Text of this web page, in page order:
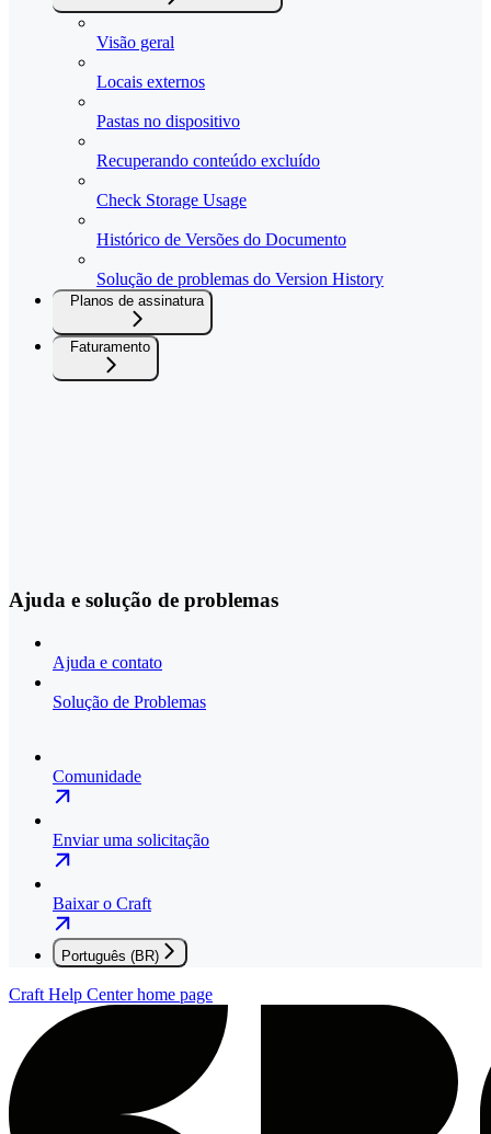
Visão geral
Locais externos
Pastas no dispositivo
Recuperando conteúdo excluído
Check Storage Usage
Histórico de Versões do Documento
Solução de problemas do Version History
Planos de assinatura
Faturamento
Ajuda e solução de problemas
Ajuda e contato
Solução de Problemas
Comunidade
Enviar uma solicitação
Baixar o Craft
Português (BR)
Craft Help Centerhome page